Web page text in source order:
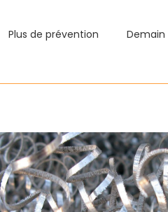
Plus de prévention Demain